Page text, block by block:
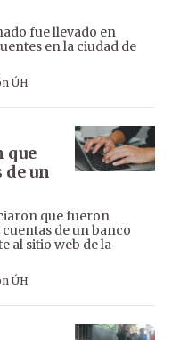
fue llevado en
en la ciudad de
ÚH
que
de un
que fueron
de un banco
al sitio web de la
ÚH